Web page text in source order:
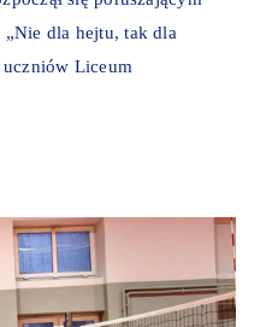
„Nie dla hejtu, tak dla
Liceum